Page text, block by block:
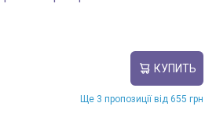
КУПИТЬ
Ще 3 пропозиції від 655 грн